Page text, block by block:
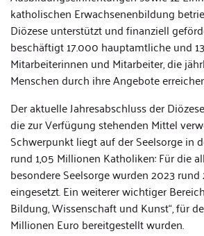
katholischen Erwachsenenbildung
Diözese unterstützt und finanziell
beschäftigt 17.000 hauptamtliche und
Mitarbeiterinnen und Mitarbeiter, die
Menschen durch ihre Angebote
Der aktuelle Jahresabschluss der
die zur Verfügung stehenden Mittel
Schwerpunkt liegt auf der Seelsorge in
rund 1,05 Millionen Katholiken: Für die
besondere Seelsorge wurden 2023
eingesetzt. Ein weiterer wichtiger
Bildung, Wissenschaft und Kunst“, für
Millionen Euro bereitgestellt wurden.